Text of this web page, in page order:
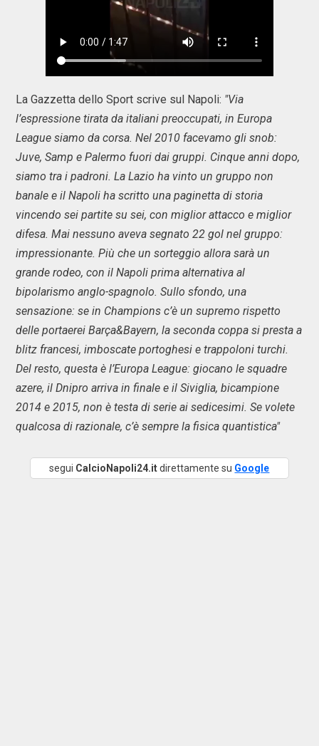
La Gazzetta dello Sport scrive sul Napoli: "Via
l’espressione tirata da italiani preoccupati, in Europa
League siamo da corsa. Nel 2010 facevamo gli snob:
Juve, Samp e Palermo fuori dai gruppi. Cinque anni dopo,
siamo tra i padroni. La Lazio ha vinto un gruppo non
banale e il Napoli ha scritto una paginetta di storia
vincendo sei partite su sei, con miglior attacco e miglior
difesa. Mai nessuno aveva segnato 22 gol nel gruppo:
impressionante. Più che un sorteggio allora sarà un
grande rodeo, con il Napoli prima alternativa al
bipolarismo anglo-spagnolo. Sullo sfondo, una
sensazione: se in Champions c’è un supremo rispetto
delle portaerei Barça&Bayern, la seconda coppa si presta a
blitz francesi, imboscate portoghesi e trappoloni turchi.
Del resto, questa è l’Europa League: giocano le squadre
azere, il Dnipro arriva in finale e il Siviglia, bicampione
2014 e 2015, non è testa di serie ai sedicesimi. Se volete
qualcosa di razionale, c’è sempre la fisica quantistica"
segui CalcioNapoli24.itdirettamente su Google